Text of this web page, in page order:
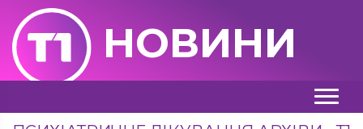
НОВИНИ